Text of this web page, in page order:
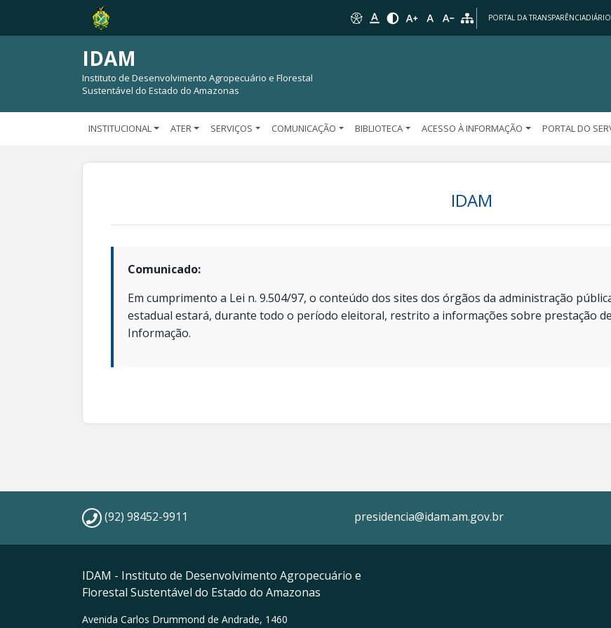
PORTAL DA TRANSPARÊNCIA
IDAM
Instituto de Desenvolvimento Agropecuário e Florestal
Sustentável do Estado do Amazonas
INSTITUCIONAL ATER SERVIÇOS COMUNICAÇÃO BIBLIOTECA ACESSO À INFORMAÇÃO PORTAL DO
IDAM
Comunicado:
Em cumprimento a Lei n. 9.504/97, o conteúdo dos sites dos órgãos da administração
estadual estará, durante todo o período eleitoral, restrito a informações sobre prestação de
Informação.
(92) 98452-9911 presidencia@idam.am.gov.br
IDAM - Instituto de Desenvolvimento Agropecuário e
Florestal Sustentável do Estado do Amazonas
Avenida Carlos Drummond de Andrade, 1460